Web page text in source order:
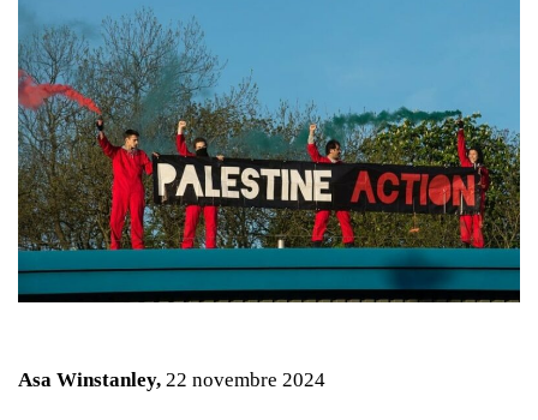
Asa Winstanley, 22 novembre 2024